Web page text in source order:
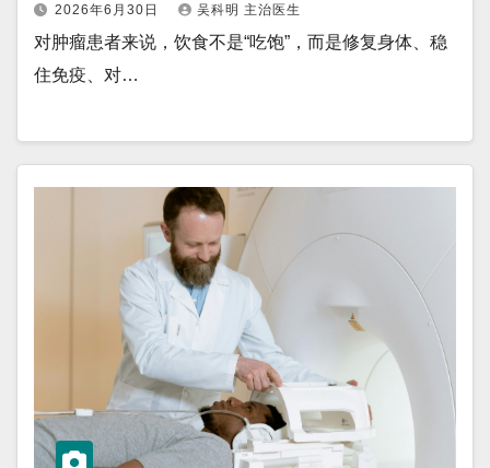
2026年6月30日 吴科明 主治医生
对肿瘤患者来说，饮食不是“吃饱”，而是修复身体、稳
住免疫、对…